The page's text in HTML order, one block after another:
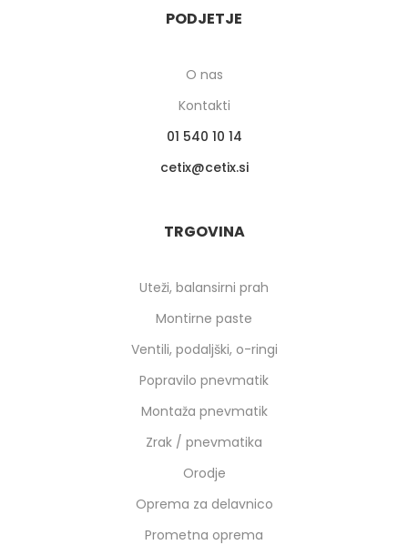
PODJETJE
O nas
Kontakti
01 540 10 14
cetix
cetix.si
TRGOVINA
Uteži, balansirni prah
Montirne paste
Ventili, podaljški, o-ringi
Popravilo pnevmatik
Montaža pnevmatik
Zrak / pnevmatika
Orodje
Oprema za delavnico
Prometna oprema